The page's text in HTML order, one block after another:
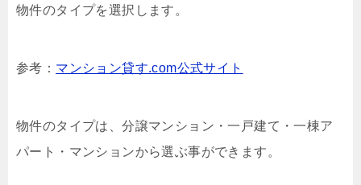
物件のタイプを選択します。
参考： マンション貸す.com公式サイト
物件のタイプは、分譲マンション・一戸建て・一棟ア
パート・マンションから選ぶ事ができます。